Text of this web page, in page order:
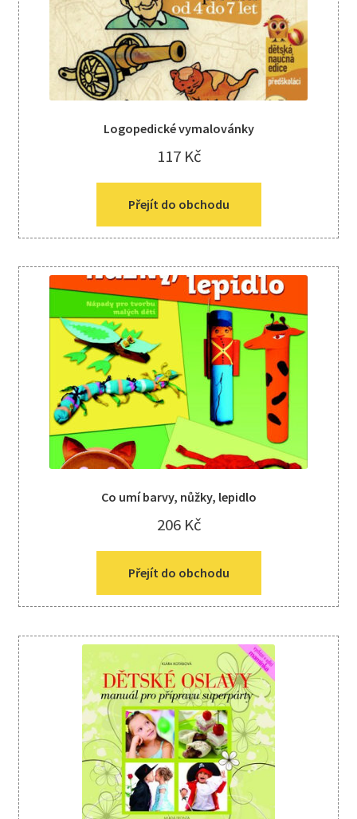
Logopedické vymalovánky
117 Kč
Přejít do obchodu
Co umí barvy, nůžky, lepidlo
206 Kč
Přejít do obchodu